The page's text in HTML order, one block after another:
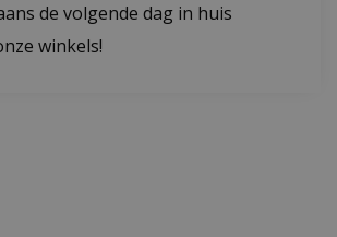
de volgende dag in huis
winkels!